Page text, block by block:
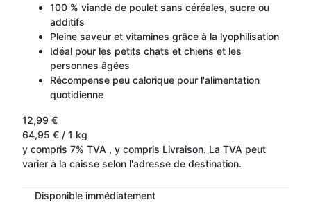
100 % viande de poulet sans céréales, sucre ou
additifs
Pleine saveur et vitamines grâce à la lyophilisation
Idéal pour les petits chats et chiens et les
personnes âgées
Récompense peu calorique pour l'alimentation
quotidienne
12,99 €
64,95 € / 1 kg
y compris 7% TVA , y compris Livraison. La TVA peut
varier à la caisse selon l'adresse de destination.
Disponible immédiatement